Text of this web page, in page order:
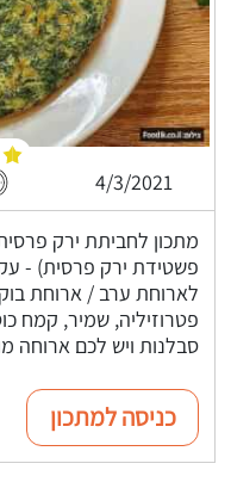
4/3/2021
מתכון לחביתת ירק
פשטידת ירק פרסית) -
לארוחת ערב / ארוחת
פטרוזיליה, שמיר, קמח
סבלנות ויש לכם ארוחה
כניסה למתכון